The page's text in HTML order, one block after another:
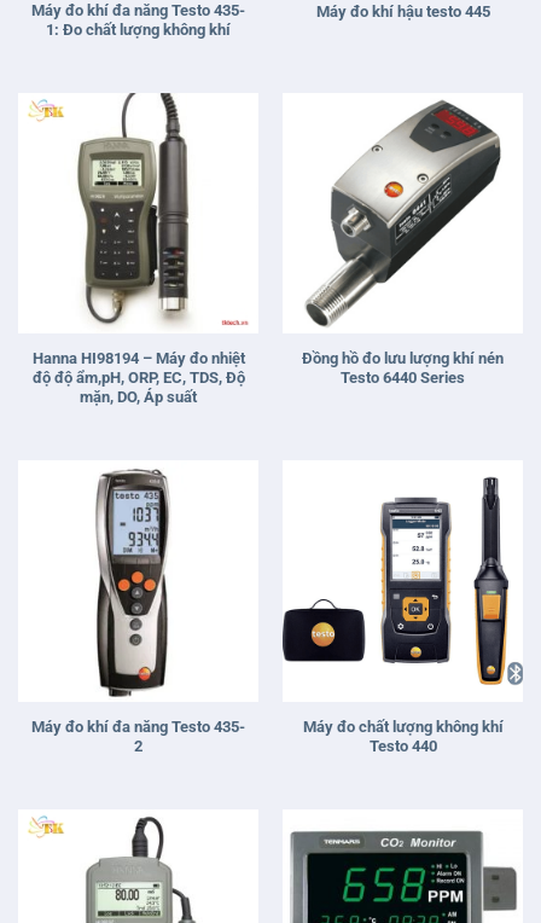
Máy đo khí đa năng Testo 435-
1: Đo chất lượng không khí
Máy đo khí hậu testo 445
Hanna HI98194 – Máy đo nhiệt
độ độ ẩm,pH, ORP, EC, TDS, Độ
mặn, DO, Áp suất
Đồng hồ đo lưu lượng khí nén
Testo 6440 Series
Máy đo khí đa năng Testo 435-
2
Máy đo chất lượng không khí
Testo 440